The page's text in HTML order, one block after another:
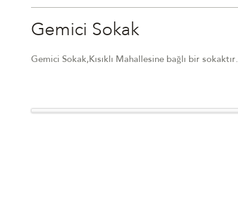
Gemici Sokak
Gemici Sokak,Kısıklı Mahallesine bağlı bir sokaktır.